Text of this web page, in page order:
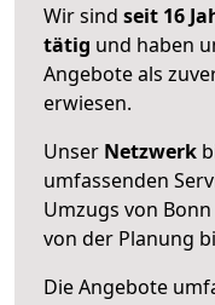
Wir sind seit 16
tätig und haben
Angebote als
erwiesen.
Unser Netzwerk
umfassenden
Umzugs von
von der Planung
Die Angebote